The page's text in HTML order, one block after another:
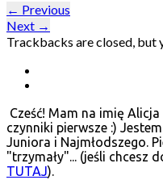
← Previous
Next →
Trackbacks are closed, but
Cześć! Mam na imię
czynniki pierwsze :)
Juniora i Najmłodszego.
"trzymały"... (jeśli chcesz
TUTAJ).